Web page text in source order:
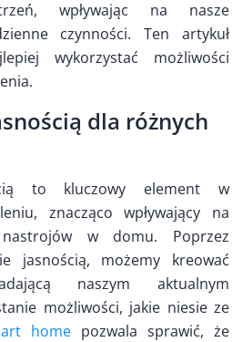
wpływając na nasze
czynności. Ten artykuł
wykorzystać możliwości
dla różnych
to kluczowy element w
znacząco wpływający na
w domu. Poprzez
jasnością, możemy kreować
naszym aktualnym
możliwości, jakie niesie ze
home pozwala sprawić, że